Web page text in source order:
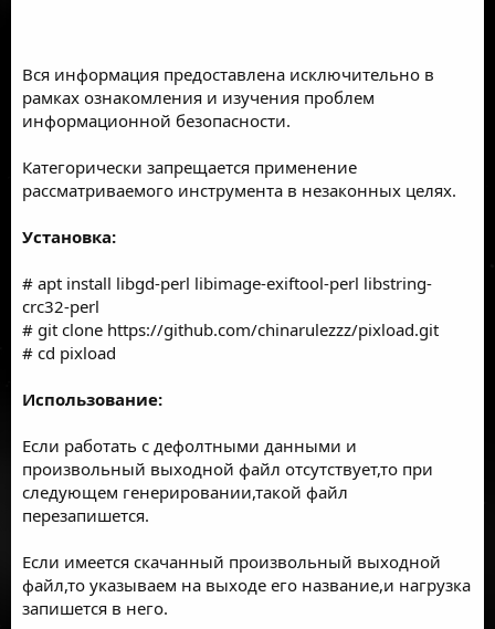
Вся информация предоставлена исключительно в
рамках ознакомления и изучения проблем
информационной безопасности.
Категорически запрещается применение
рассматриваемого инструмента в незаконных целях.
Установка:
# apt install libgd-perl libimage-exiftool-perl libstring-
crc32-perl
# git clone https://github.com/chinarulezzz/pixload.git
# cd pixload
Использование:
Если работать с дефолтными данными и
произвольный выходной файл отсутствует,то при
следующем генерировании,такой файл
перезапишется.
Если имеется скачанный произвольный выходной
файл,то указываем на выходе его название,и нагрузка
запишется в него.